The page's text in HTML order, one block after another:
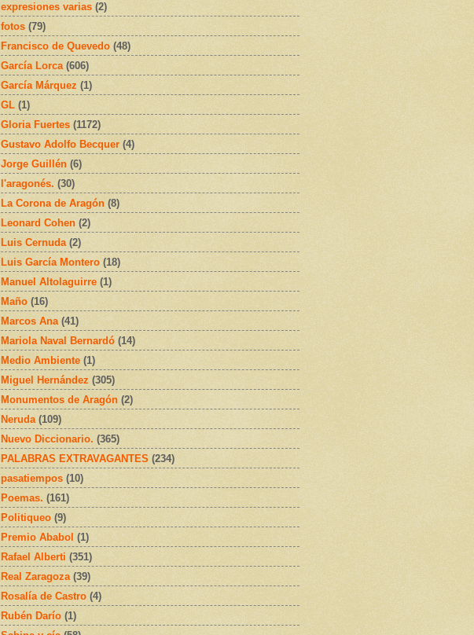
expresiones varias (2)
fotos (79)
Francisco de Quevedo (48)
García Lorca (606)
García Márquez (1)
GL (1)
Gloria Fuertes (1172)
Gustavo Adolfo Becquer (4)
Jorge Guillén (6)
l'aragonés. (30)
La Corona de Aragón (8)
Leonard Cohen (2)
Luis Cernuda (2)
Luis García Montero (18)
Manuel Altolaguirre (1)
Maño (16)
Marcos Ana (41)
Mariola Naval Bernardó (14)
Medio Ambiente (1)
Miguel Hernández (305)
Monumentos de Aragón (2)
Neruda (109)
Nuevo Diccionario. (365)
PALABRAS EXTRAVAGANTES (234)
pasatiempos (10)
Poemas. (161)
Politiqueo (9)
Premio Ababol (1)
Rafael Alberti (351)
Real Zaragoza (39)
Rosalía de Castro (4)
Rubén Darío (1)